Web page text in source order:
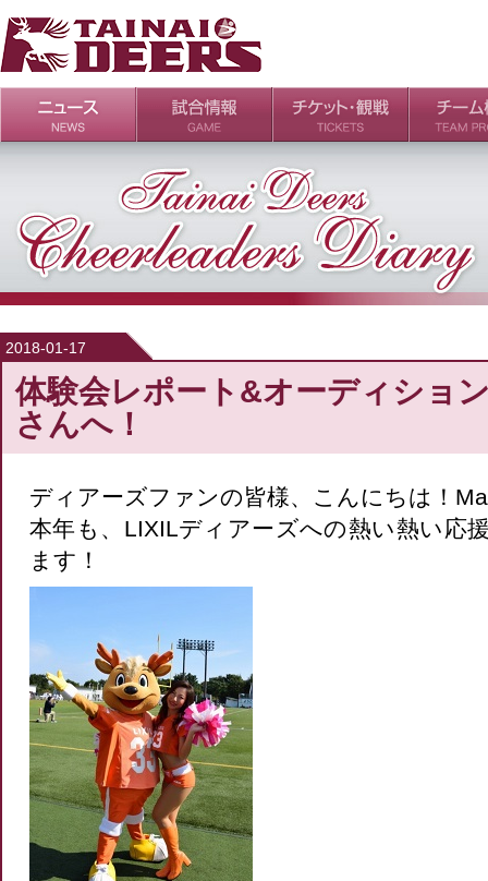
日程・結果
シーズンの流れ チケット
会場・アクセス
ルールガイド
2018-01-17
体験会レポート&オーディショ
さんへ！
ディアーズファンの皆様、こんにちは！
本年も、LIXILディアーズへの熱い熱い応
ます！